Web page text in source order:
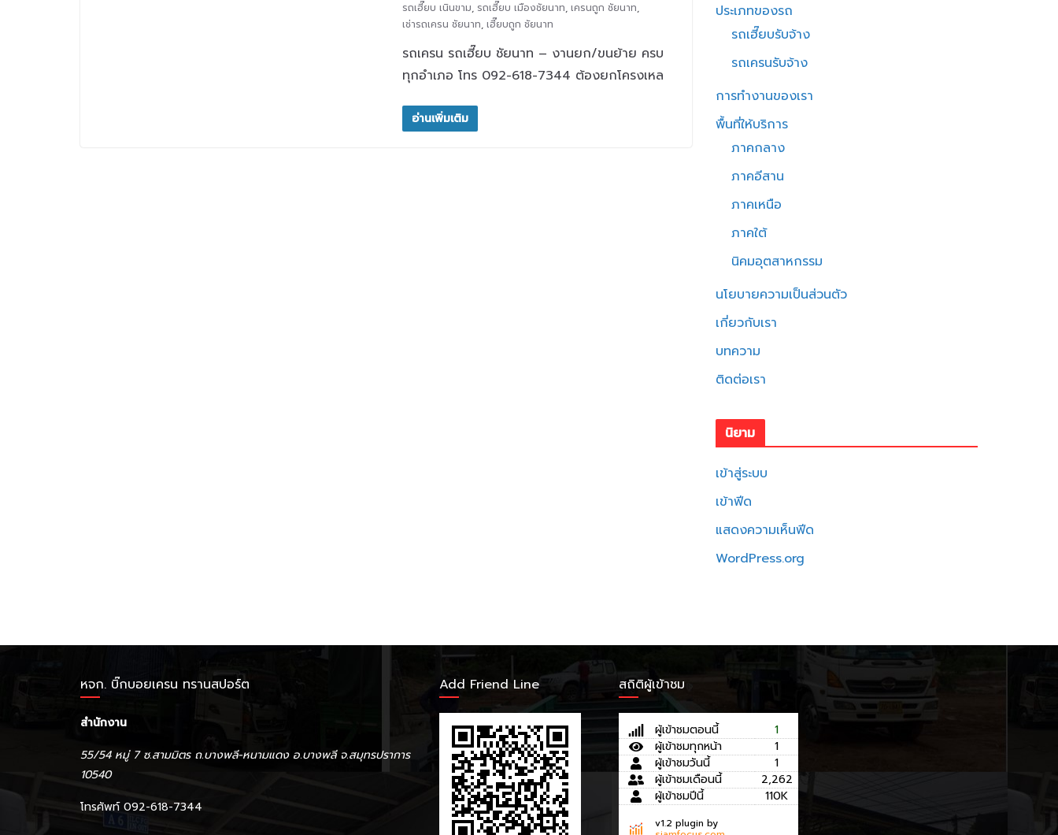
รถเฮี๊ยบ เนินขาม, รถเฮี๊ยบ เมืองชัยนาท, เครนถูก ชัยนาท,
เช่ารถเครน ชัยนาท, เฮี๊ยบถูก ชัยนาท
รถเครน รถเฮี๊ยบ ชัยนาท – งานยก/ขนย้าย ครบ
ทุกอำเภอ โทร 092-618-7344 ต้องยกโครงเหล
อ่านเพิ่มเติม
ประเภทของรถ
รถเฮี๊ยบรับจ้าง
รถเครนรับจ้าง
การทำงานของเรา
พื้นที่ให้บริการ
ภาคกลาง
ภาคอีสาน
ภาคเหนือ
ภาคใต้
นิคมอุตสาหกรรม
นโยบายความเป็นส่วนตัว
เกี่ยวกับเรา
บทความ
ติดต่อเรา
นิยาม
เข้าสู่ระบบ
เข้าฟีด
แสดงความเห็นฟีด
WordPress.org
หจก. บิ๊กบอยเครน ทรานสปอร์ต
สำนักงาน
55/54 หมู่ 7 ซ.สามมิตร ถ.บางพลี-หนามแดง อ.บางพลี จ.สมุทรปราการ
10540
โทรศัพท์ 092-618-7344
Add Friend Line สถิติผู้เข้าชม
ผู้เข้าชมตอนนี้
1
ผู้เข้าชมทุกหน้า
1
ผู้เข้าชมวันนี้
1
ผู้เข้าชมเดือนนี้
2,262
ผู้เข้าชมปีนี้
110K
v1.2 plugin by